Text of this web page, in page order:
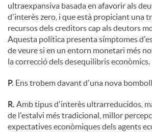
ultraexpansiva basada en afavorir als
d'interès zero, i que està propiciant una
recursos dels creditors cap als deutors
Aquesta política presenta símptomes
de veure si en un entorn monetari més
la correcció dels desequilibris econòmics.
P. Ens trobem davant d'una nova
R. Amb tipus d'interès ultrarreducidos,
de l'estalvi més tradicional, millor
expectatives econòmiques dels agents